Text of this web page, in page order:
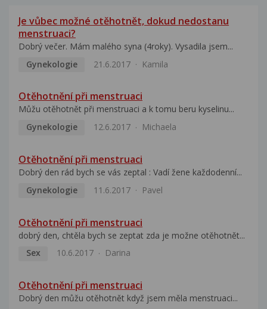
Je vůbec možné otěhotnět, dokud nedostanu
menstruaci?
Dobrý večer. Mám malého syna (4roky). Vysadila jsem...
Gynekologie
21.6.2017 Kamila
Otěhotnění při menstruaci
Můžu otěhotnět při menstruaci a k tomu beru kyselinu...
Gynekologie
12.6.2017 Michaela
Otěhotnění při menstruaci
Dobrý den rád bych se vás zeptal : Vadí žene každodenní...
Gynekologie
11.6.2017 Pavel
Otěhotnění při menstruaci
dobrý den, chtěla bych se zeptat zda je možne otěhotnět...
Sex
10.6.2017 Darina
Otěhotnění při menstruaci
Dobrý den můžu otěhotnět když jsem měla menstruaci...